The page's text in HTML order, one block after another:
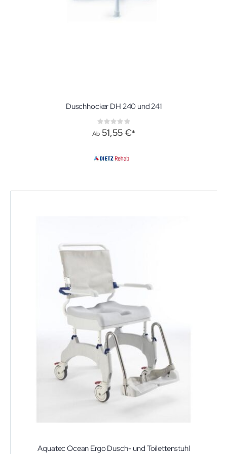
Duschhocker DH 240 und 241
Rating:
0%
Ab 51,55 €
Aquatec Ocean Ergo Dusch- und Toilettenstuhl